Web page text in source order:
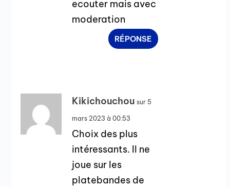
ecouter mais avec
moderation
RÉPONSE
Kikichouchou sur 5
mars 2023 à 00:53
Choix des plus
intéressants. Il ne
joue sur les
platebandes de